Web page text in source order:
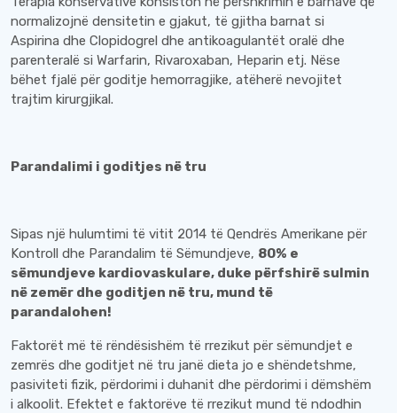
normalizojnë densitetin e gjakut, të gjitha barnat si
Aspirina dhe Clopidogrel dhe antikoagulantët oralë dhe
parenteralë si Warfarin, Rivaroxaban, Heparin etj. Nëse
bëhet fjalë për goditje hemorragjike, atëherë nevojitet
trajtim kirurgjikal.
Parandalimi i goditjes në tru
Sipas një hulumtimi të vitit 2014 të Qendrës Amerikane për
Kontroll dhe Parandalim të Sëmundjeve, 80% e
sëmundjeve kardiovaskulare, duke përfshirë sulmin
në zemër dhe goditjen në tru, mund të
parandalohen!
Faktorët më të rëndësishëm të rrezikut për sëmundjet e
zemrës dhe goditjet në tru janë dieta jo e shëndetshme,
pasiviteti fizik, përdorimi i duhanit dhe përdorimi i dëmshëm
i alkoolit. Efektet e faktorëve të rrezikut mund të ndodhin